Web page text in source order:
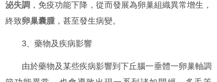
泌失調 ，免疫功能下降，從而發展為卵巢組織異常增生，
終致卵巢囊腫 ，甚至發生病變。
3、藥物及疾病影響
由於藥物及某些疾病影響到下丘腦一垂體一卵巢軸調